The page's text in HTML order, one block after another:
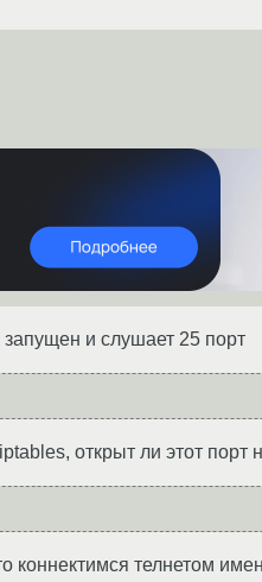
и слушает 25 порт
открыт ли этот
коннектимся телнетом